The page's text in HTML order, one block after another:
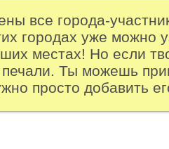
все города-
городах уже можно
местах! Но если
Ты можешь
просто добавить